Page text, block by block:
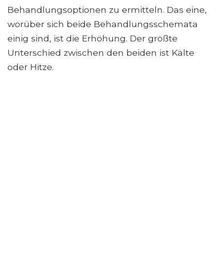
Behandlungsoptionen zu ermitteln. Das eine,
worüber sich beide Behandlungsschemata
einig sind, ist die Erhöhung. Der größte
Unterschied zwischen den beiden ist Kälte
oder Hitze.